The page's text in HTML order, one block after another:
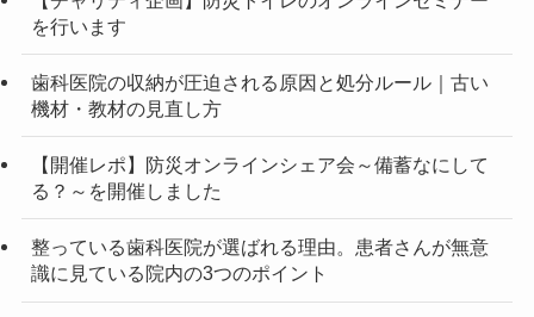
を行います
歯科医院の収納が圧迫される原因と処分ルール｜古い
機材・教材の見直し方
【開催レポ】防災オンラインシェア会～備蓄なにして
る？～を開催しました
整っている歯科医院が選ばれる理由。患者さんが無意
識に見ている院内の3つのポイント